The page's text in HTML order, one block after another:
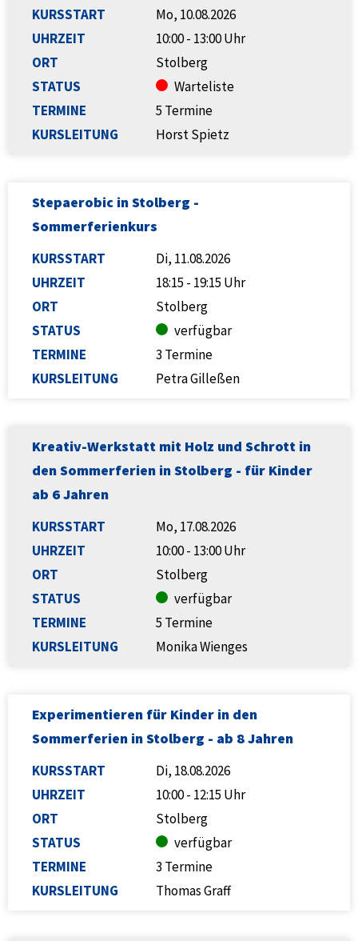
KURSSTART
UHRZEIT
ORT
STATUS
TERMINE
KURSLEITUNG
Mo, 10.08.2026
10:00 - 13:00 Uhr
Stolberg
Warteliste
5 Termine
Horst Spietz
Stepaerobic in Stolberg -
Sommerferienkurs
KURSSTART
UHRZEIT
ORT
STATUS
TERMINE
KURSLEITUNG
Di, 11.08.2026
18:15 - 19:15 Uhr
Stolberg
verfügbar
3 Termine
Petra Gilleßen
Kreativ-Werkstatt mit Holz und Schrott in
den Sommerferien in Stolberg - für Kinder
ab 6 Jahren
KURSSTART
UHRZEIT
ORT
STATUS
TERMINE
KURSLEITUNG
Mo, 17.08.2026
10:00 - 13:00 Uhr
Stolberg
verfügbar
5 Termine
Monika Wienges
Experimentieren für Kinder in den
Sommerferien in Stolberg - ab 8 Jahren
KURSSTART
UHRZEIT
ORT
STATUS
TERMINE
KURSLEITUNG
Di, 18.08.2026
10:00 - 12:15 Uhr
Stolberg
verfügbar
3 Termine
Thomas Graff